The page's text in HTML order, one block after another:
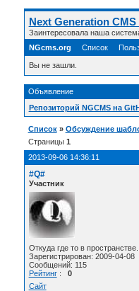
Next Generation
Заинтересовала наша
NGcms.org
Список
Вы не зашли.
Объявление
Репозиторий NGCMS на
Список » Обсуждение
Страницы 1
2013-09-06 14:36:11
#Q#
Участник
Откуда где то в пространстве...
Зарегистрирован: 2009-04-08
Сообщений: 115
Рейтинг: 0
Сайт